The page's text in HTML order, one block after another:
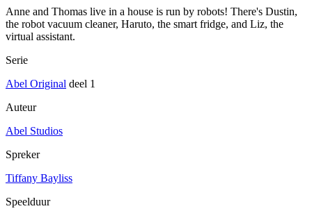
Anne and Thomas live in a house is run by robots! There's Dustin,
the robot vacuum cleaner, Haruto, the smart fridge, and Liz, the
virtual assistant.
Serie
Abel Original deel 1
Auteur
Abel Studios
Spreker
Tiffany Bayliss
Speelduur